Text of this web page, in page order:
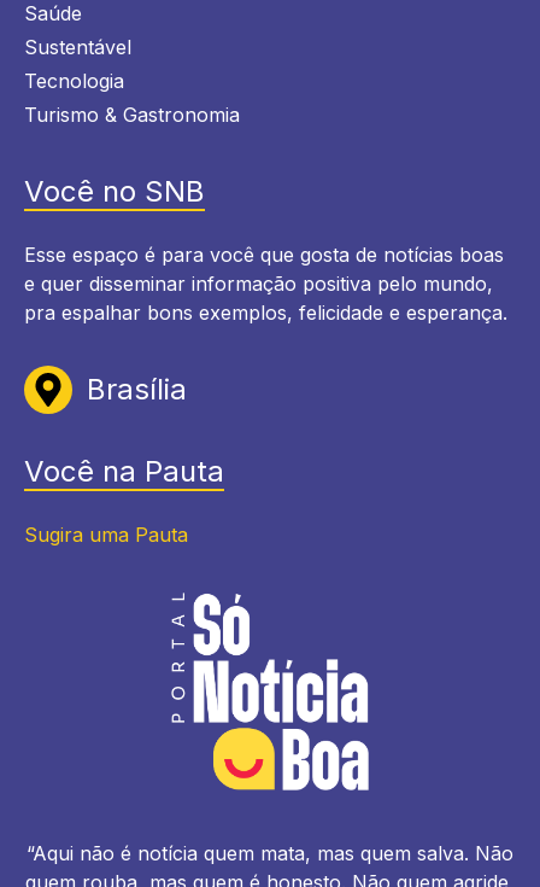
Saúde
Sustentável
Tecnologia
Turismo & Gastronomia
Você no SNB
Esse espaço é para você que gosta de notícias boas
e quer disseminar informação positiva pelo mundo,
pra espalhar bons exemplos, felicidade e esperança.
Brasília
Você na Pauta
Sugira uma Pauta
“Aqui não é notícia quem mata, mas quem salva. Não
quem rouba, mas quem é honesto. Não quem agride,